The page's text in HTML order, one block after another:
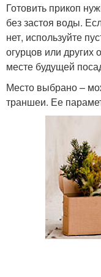
Готовить прикоп
без застоя воды.
нет, используйте
огурцов или
месте будущей
Место выбрано –
траншеи. Ее